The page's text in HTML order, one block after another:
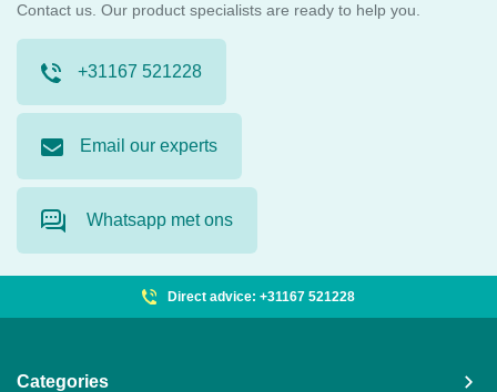
Contact us. Our product specialists are ready to help you.
+31167 521228
Email our experts
Whatsapp met ons
Direct advice: +31167 521228
Categories